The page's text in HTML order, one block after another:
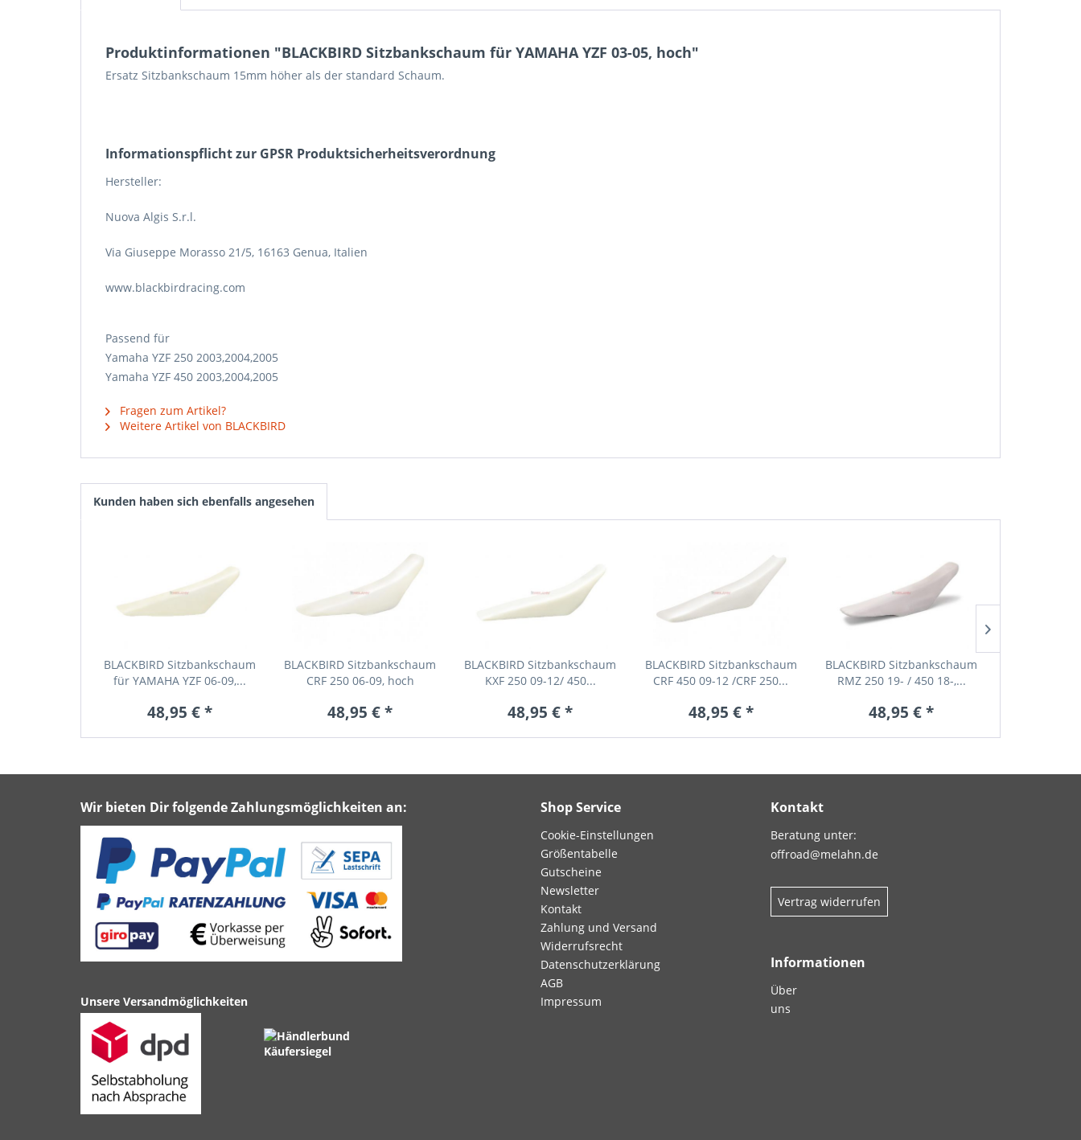
Produktinformationen "BLACKBIRD Sitzbankschaum für YAMAHA YZF 03-05, hoch"
Ersatz Sitzbankschaum 15mm höher als der standard Schaum.
Informations­pflicht zur GPSR Produktsicherheits­verordnung
Hersteller:
Nuova Algis S.r.l.
Via Giuseppe Morasso 21/5, 16163 Genua, Italien
www.blackbirdracing.com
Passend für
Yamaha YZF 250 2003,2004,2005
Yamaha YZF 450 2003,2004,2005
Fragen zum Artikel?
Weitere Artikel von BLACKBIRD
Kunden haben sich ebenfalls angesehen
BLACKBIRD Sitzbankschaum
für YAMAHA YZF 06-09,...
48,95 € *
BLACKBIRD Sitzbankschaum
CRF 250 06-09, hoch
48,95 € *
BLACKBIRD Sitzbankschaum
KXF 250 09-12/ 450...
48,95 € *
BLACKBIRD Sitzbankschaum
CRF 450 09-12 /CRF 250...
48,95 € *
BLACKBIRD Sitzbankschaum
RMZ 250 19- / 450 18-,...
48,95 € *
Wir bieten Dir folgende Zahlungsmöglichkeiten an:
Unsere Versandmöglichkeiten
Shop Service
Cookie-Einstellungen
Größentabelle
Gutscheine
Newsletter
Kontakt
Zahlung und Versand
Widerrufsrecht
Datenschutzerklärung
AGB
Impressum
Kontakt
Beratung unter:
offroad@melahn.de
Vertrag widerrufen
Informationen
Über
uns